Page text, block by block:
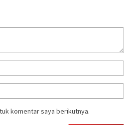
komentar saya berikutnya.